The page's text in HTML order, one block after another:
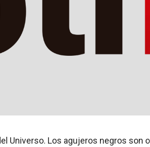
Universo. Los agujeros negros son